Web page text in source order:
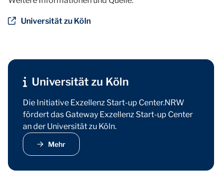
Universität zu Köln
Universität zu Köln
Die Initiative Exzellenz Start-up Center.NRW
fördert das Gateway Exzellenz Start-up Center
an der Universität zu Köln.
Mehr